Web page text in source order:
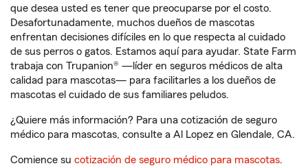
que desea usted es tener que preocuparse por el costo.
Desafortunadamente, muchos dueños de mascotas
enfrentan decisiones difíciles en lo que respecta al cuidado
de sus perros o gatos. Estamos aquí para ayudar. State Farm
trabaja con Trupanion® —líder en seguros médicos de alta
calidad para mascotas— para facilitarles a los dueños de
mascotas el cuidado de sus familiares peludos.
¿Quiere más información? Para una cotización de seguro
médico para mascotas, consulte a Al Lopez en Glendale, CA.
Comience su cotización de seguro médico para mascotas.